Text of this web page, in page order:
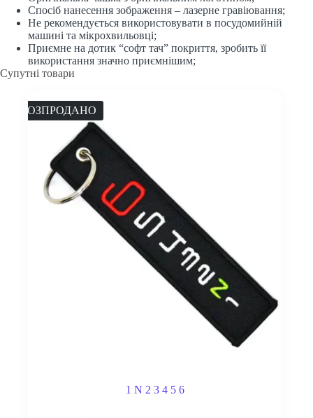
Спосіб нанесення зображення – лазерне гравіювання;
Не рекомендується використовувати в посудомийній
машині та мікрохвильовці;
Приємне на дотик “софт тач” покриття, зробить її
використання значно приємнішим;
Супутні товари
РОЗПРОДАНО
1 N 2 3 4 5 6